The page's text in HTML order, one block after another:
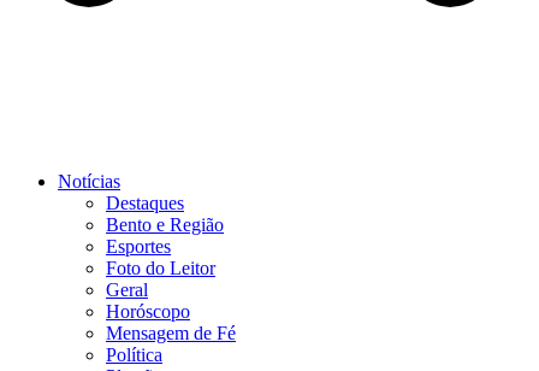
Notícias
Destaques
Bento e Região
Esportes
Foto do Leitor
Geral
Horóscopo
Mensagem de Fé
Política